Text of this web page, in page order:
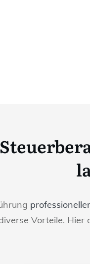
Vorteile. Hier